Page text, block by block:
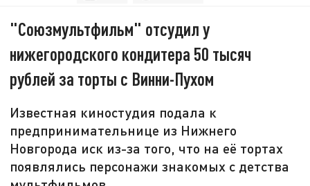
"Союзмультфильм" отсудил у
нижегородского кондитера 50 тысяч
рублей за торты с Винни-Пухом
Известная киностудия подала к
предпринимательнице из Нижнего
Новгорода иск из-за того, что на её тортах
появлялись персонажи знакомых с детства